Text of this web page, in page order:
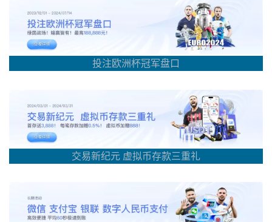
投注欧洲杯冠军盘口
交易新纪元 虚拟币存款三重礼